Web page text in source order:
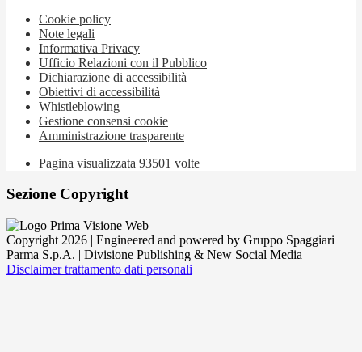
Cookie policy
Note legali
Informativa Privacy
Ufficio Relazioni con il Pubblico
Dichiarazione di accessibilità
Obiettivi di accessibilità
Whistleblowing
Gestione consensi cookie
Amministrazione trasparente
Pagina visualizzata 93501 volte
Sezione Copyright
Copyright 2026 | Engineered and powered by Gruppo Spaggiari
Parma S.p.A. | Divisione Publishing & New Social Media
Disclaimer trattamento dati personali